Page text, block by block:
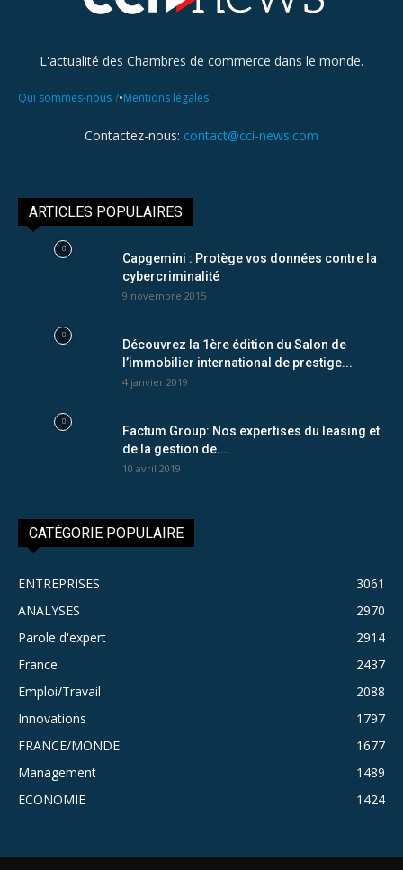
L'actualité des Chambres de commerce dans le monde.
Qui sommes-nous ?•Mentions légales
Contactez-nous: contact@cci-news.com
ARTICLES POPULAIRES
Capgemini : Protège vos données contre la
cybercriminalité
9 novembre 2015
Découvrez la 1ère édition du Salon de
l’immobilier international de prestige...
4 janvier 2019
Factum Group: Nos expertises du leasing et
de la gestion de...
10 avril 2019
CATÉGORIE POPULAIRE
ENTREPRISES
3061
ANALYSES
2970
Parole d'expert
2914
France
2437
Emploi/Travail
2088
Innovations
1797
FRANCE/MONDE
1677
Management
1489
ECONOMIE
1424